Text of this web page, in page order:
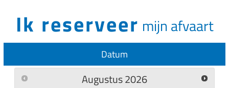
Ik reserveer mijn afvaart
Datum
Augustus2026